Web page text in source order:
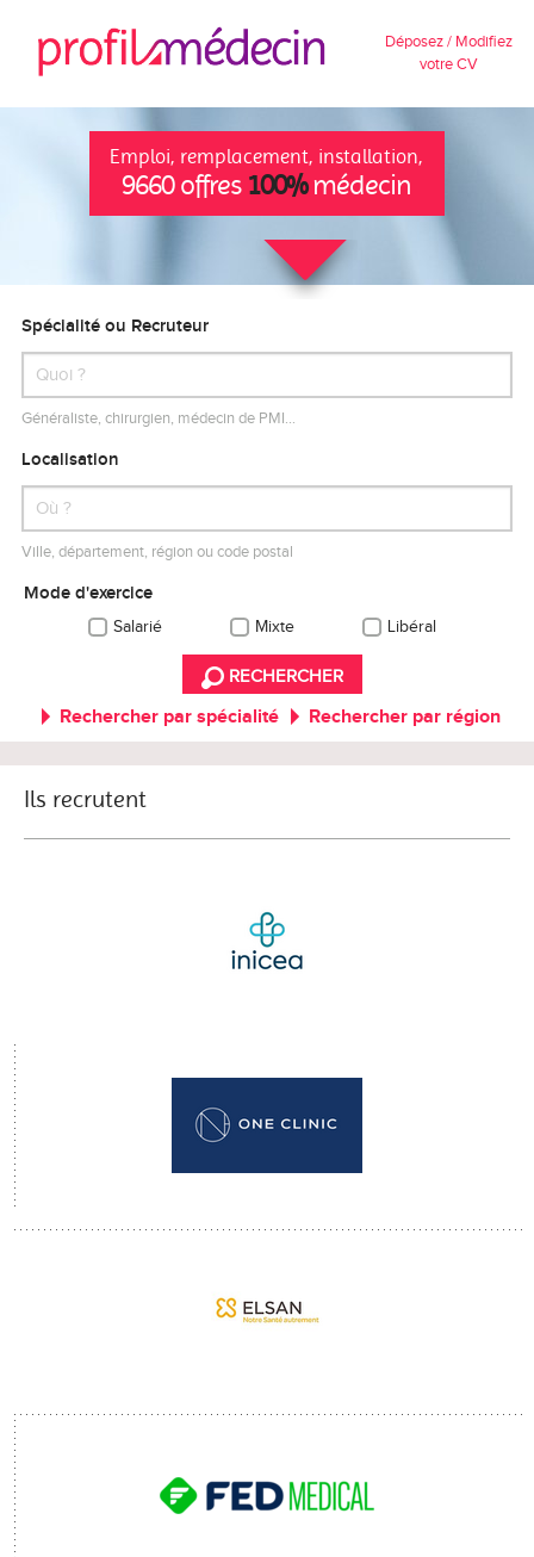
Déposez / Modifiez
votre CV
Emploi, remplacement, installation,
9660 offres 100%médecin
Spécialité ou Recruteur
Généraliste, chirurgien, médecin de PMI…
Localisation
Ville, département, région ou code postal
Mode d'exercice
Salarié Mixte Libéral
RECHERCHER
Rechercher par spécialité Rechercher par région
Ils recrutent